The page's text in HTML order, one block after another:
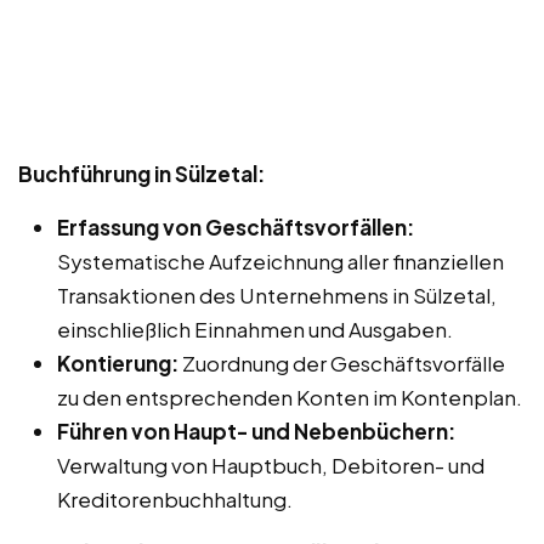
Buchführung in Sülzetal:
Erfassung von Geschäftsvorfällen:
Systematische Aufzeichnung aller finanziellen
Transaktionen des Unternehmens in Sülzetal,
einschließlich Einnahmen und Ausgaben.
Kontierung: Zuordnung der Geschäftsvorfälle
zu den entsprechenden Konten im Kontenplan.
Führen von Haupt- und Nebenbüchern:
Verwaltung von Hauptbuch, Debitoren- und
Kreditorenbuchhaltung.